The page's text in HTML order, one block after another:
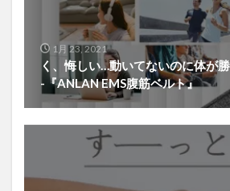
1月 23, 2021
く、悔しい…動いてないのに体が
-『ANLAN EMS腹筋ベルト』